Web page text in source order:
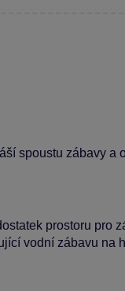
spoustu zábavy a
prostoru pro
vodní zábavu na